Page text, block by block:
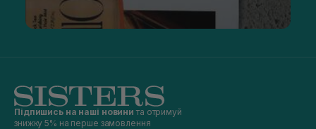
Підпишись на наші новини та отримуй
знижку 5% на перше замовлення